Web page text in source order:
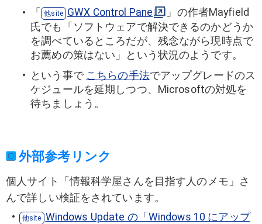
「
GWX Control Pane
l」の作者Mayfield
氏でも「ソフトウェアで解決できるのかどうか
を調べているところだが、残念ながら現時点で
お薦めの策はない」という状況のようです。
という事で こちらの手法でアップグレードのス
ケジュールを延期しつつ、Microsoftの対処を
待ちましょう。
外部参考リンク
個人サイト「情報科学屋さんを目指す人のメモ」さ
んで詳しい検証をされています。
Windows Update の「Windows 10 にアップ